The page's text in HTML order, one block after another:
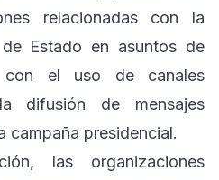
relacionadas con la
Estado en asuntos de
con el uso de canales
difusión de mensajes
campaña presidencial.
las organizaciones